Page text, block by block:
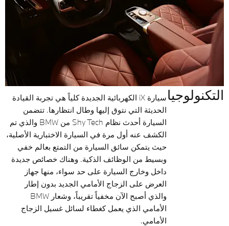
التكنولوجيا
سيارة iX الكهربائية الجديدة كلياً هي تجربة القيادة
الحديثة التي نتوق إليها وطال انتظارها. تتضمن
السيارة أحدث نظام Shy Tech من BMW والذي تم
الكشف عنه أول مرة في السيارة الاختبارية الأصلية،
حيث يتمكن سائق السيارة من التمتع بعالم خفي
وبسيط من الوظائف الذكية. وهناك خصائص جديدة
داخل وخارج السيارة على حد سواء، منها جهاز
العرض على الزجاج الأمامي الجديد بدون إطار
والذي أصبح الآن مخفياً تقريباً، وشعار BMW
الأمامي الذي يعمل كغطاء لسائل غسيل الزجاج
الأمامي.